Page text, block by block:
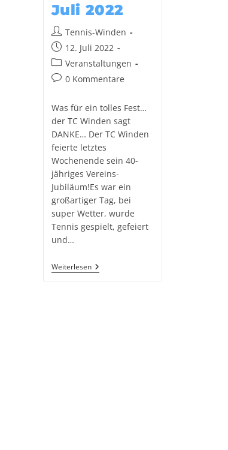
Juli 2022
Tennis-Winden
12. Juli 2022
Veranstaltungen
0 Kommentare
Was für ein tolles Fest…
der TC Winden sagt
DANKE… Der TC Winden
feierte letztes
Wochenende sein 40-
jähriges Vereins-
Jubiläum!Es war ein
großartiger Tag, bei
super Wetter, wurde
Tennis gespielt, gefeiert
und…
Weiterlesen